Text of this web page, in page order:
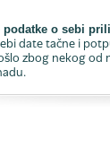
podatke o sebi
date tačne i
zbog nekog od